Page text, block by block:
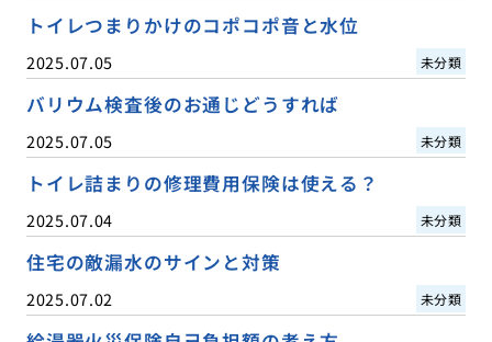
トイレつまりかけのコポコポ音と水位
2025.07.05 未分類
バリウム検査後のお通じどうすれば
2025.07.05 未分類
トイレ詰まりの修理費用保険は使える？
2025.07.04 未分類
住宅の敵漏水のサインと対策
2025.07.02 未分類